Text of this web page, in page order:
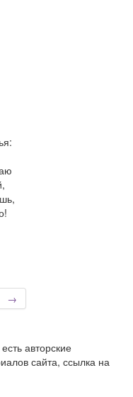
→
авторские
сайта, ссылка на